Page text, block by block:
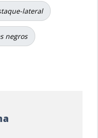
lateral
negros